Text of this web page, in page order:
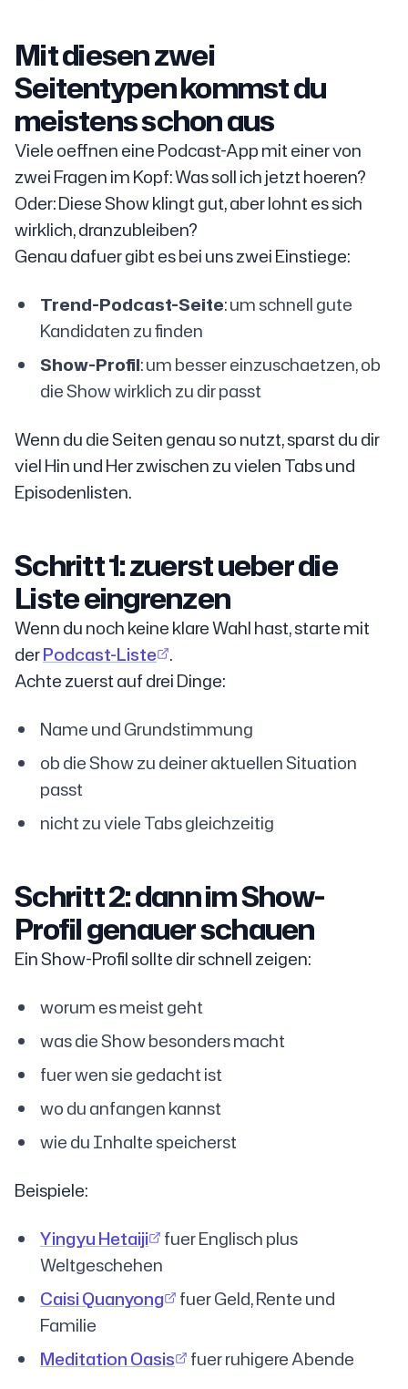
Mit diesen zwei
Seitentypen kommst du
meistens schon aus
Viele oeffnen eine Podcast-App mit einer von
zwei Fragen im Kopf: Was soll ich jetzt hoeren?
Oder: Diese Show klingt gut, aber lohnt es sich
wirklich, dranzubleiben?
Genau dafuer gibt es bei uns zwei Einstiege:
Trend-Podcast-Seite: um schnell gute
Kandidaten zu finden
Show-Profil: um besser einzuschaetzen, ob
die Show wirklich zu dir passt
Wenn du die Seiten genau so nutzt, sparst du dir
viel Hin und Her zwischen zu vielen Tabs und
Episodenlisten.
Schritt 1: zuerst ueber die
Liste eingrenzen
Wenn du noch keine klare Wahl hast, starte mit
derPodcast-Liste
.
Achte zuerst auf drei Dinge:
Name und Grundstimmung
ob die Show zu deiner aktuellen Situation
passt
nicht zu viele Tabs gleichzeitig
Schritt 2: dann im Show-
Profil genauer schauen
Ein Show-Profil sollte dir schnell zeigen:
worum es meist geht
was die Show besonders macht
fuer wen sie gedacht ist
wo du anfangen kannst
wie du Inhalte speicherst
Beispiele:
Yingyu Hetaiji
fuer Englisch plus
Weltgeschehen
Caisi Quanyong
fuer Geld, Rente und
Familie
Meditation Oasis
fuer ruhigere Abende